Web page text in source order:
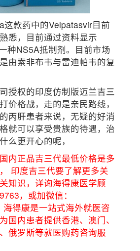
这款药中的Velpatasvir目前
悉，目前通过资料显示
种NS5A抵制剂。目前市场
由索非布韦与雷迪帕韦的复
授权的印度仿制版迈兰吉三
价格战，走的是亲民路线，
丙肝患者来说，无疑的好消
就可以享受贵族的待遇，治
么更开心的呢，
内正品吉三代最低价格是多
印度吉三代要了解更多关
知识，详询海得康医学顾
，或加微信：
海得康是一站式海外就医咨
国内患者提供香港、澳门、
俄罗斯等就医购药咨询服